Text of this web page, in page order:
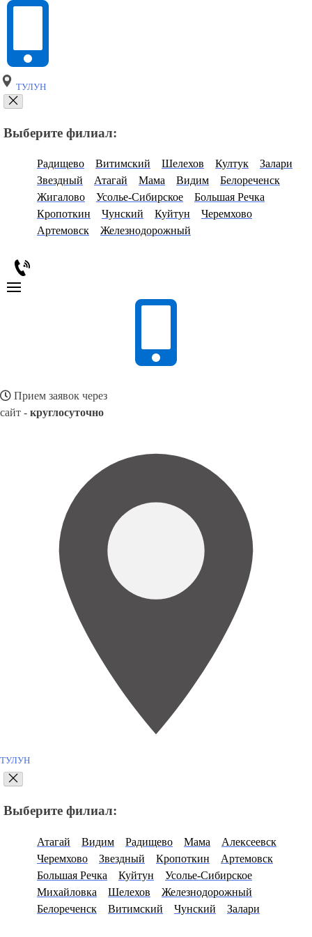
ТУЛУН
Выберите филиал:
Радищево Витимский Шелехов Култук
Залари
Звездный
Атагай Мама Видим
Белореченск
Жигалово
Усолье-Сибирское
Большая Речка
Кропоткин
Чунский Куйтун
Черемхово
Артемовск
Железнодорожный
Прием заявок через
сайт - круглосуточно
ТУЛУН
Выберите филиал:
Атагай Видим Радищево Мама
Алексеевск
Черемхово
Звездный Кропоткин
Артемовск
Большая Речка
Куйтун
Усолье-Сибирское
Михайловка
Шелехов
Железнодорожный
Белореченск
Витимский Чунский Залари